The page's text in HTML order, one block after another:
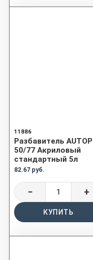
11886
Разбавитель AUTOP
50/77 Акриловый
стандартный 5л
82.67 руб.
− +
КУПИТЬ